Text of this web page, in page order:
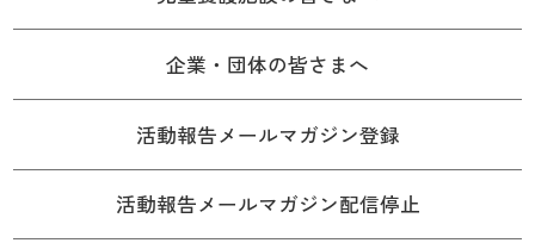
企業・団体の皆さまへ
活動報告メールマガジン登録
活動報告メールマガジン配信停止